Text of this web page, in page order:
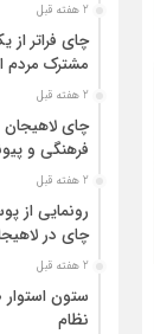
2 هفته قبل
چای فراتر
مشترک مردم
2 هفته قبل
چای
فرهنگی و
2 هفته قبل
رونمایی از
چای در
2 هفته قبل
ستون
نظام